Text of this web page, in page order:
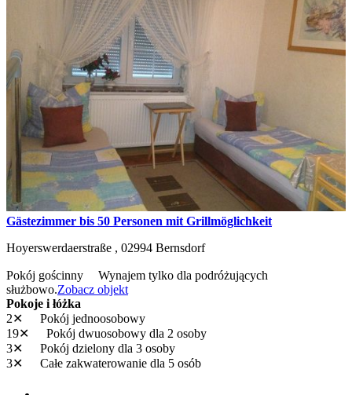
Gästezimmer bis 50 Personen mit Grillmöglichkeit
Hoyerswerdaerstraße , 02994 Bernsdorf
Pokój gościnny
Wynajem tylko dla podróżujących
służbowo.Zobacz objekt
Pokoje i łóżka
2✕
Pokój jednoosobowy
19✕
Pokój dwuosobowy dla 2 osoby
3✕
Pokój dzielony dla 3 osoby
3✕
Całe zakwaterowanie dla 5 osób